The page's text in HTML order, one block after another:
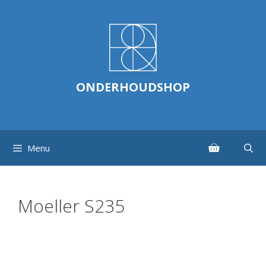
ONDERHOUDSHOP
Menu
Moeller S235